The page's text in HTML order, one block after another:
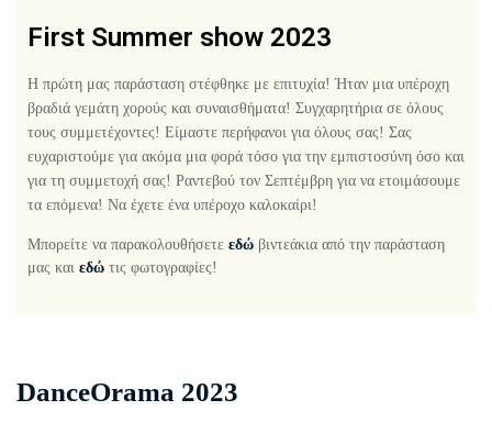
First Summer show 2023
Η πρώτη μας παράσταση στέφθηκε με επιτυχία! Ήταν μια υπέροχη
βραδιά γεμάτη χορούς και συναισθήματα! Συγχαρητήρια σε όλους
τους συμμετέχοντες! Είμαστε περήφανοι για όλους σας! Σας
ευχαριστούμε για ακόμα μια φορά τόσο για την εμπιστοσύνη όσο και
για τη συμμετοχή σας! Ραντεβού τον Σεπτέμβρη για να ετοιμάσουμε
τα επόμενα! Να έχετε ένα υπέροχο καλοκαίρι!
Μπορείτε να παρακολουθήσετε εδώ βιντεάκια από την παράσταση
μας και εδώ τις φωτογραφίες!
DanceOrama 2023